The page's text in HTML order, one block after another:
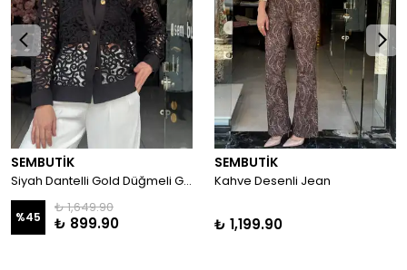
SEMBUTİK
Siyah Dantelli Gold Düğmeli Gömlek
%45
₺ 1,649.90
₺ 899.90
SEMBUTİK
Kahve Desenli Jean
₺ 1,199.90